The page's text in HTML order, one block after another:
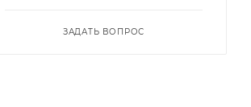
ЗАДАТЬ ВОПРОС